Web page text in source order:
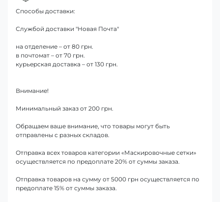
Способы доставки:
Службой доставки "Новая Почта"
на отделение – от 80 грн.
в почтомат – от 70 грн.
курьерская доставка – от 130 грн.
Внимание!
Минимальный заказ от 200 грн.
Обращаем ваше внимание, что товары могут быть
отправлены с разных складов.
Отправка всех товаров категории «Маскировочные сетки»
осуществляется по предоплате 20% от суммы заказа.
Отправка товаров на сумму от 5000 грн осуществляется по
предоплате 15% от суммы заказа.